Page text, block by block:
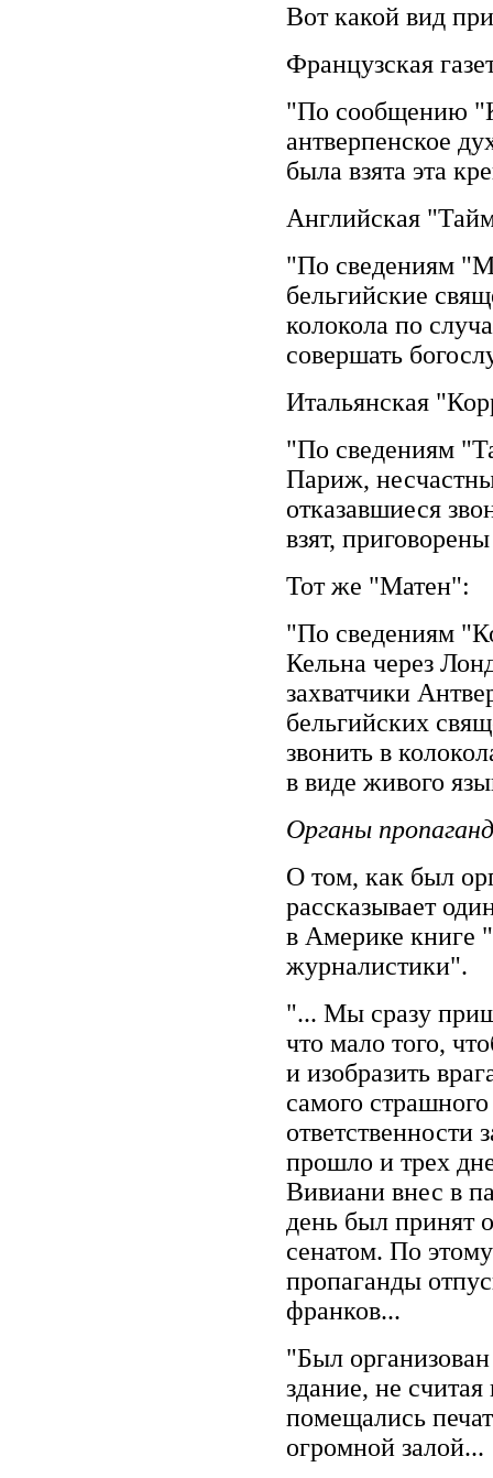
Вот какой вид
Французская
"По сообщению
антверпенское
была взята эта
Английская
"По сведениям
бельгийские
колокола по
совершать
Итальянская
"По сведениям
Париж,
отказавшиеся
взят,
Тот же "Матен":
"По сведениям
Кельна через
захватчики
бельгийских
звонить в
в виде живого
Органы
О том, как был
рассказывает
в Америке книге
журналистики".
"... Мы сразу
что мало того,
и изобразить
самого
ответственности
прошло и трех
Вивиани внес в
день был принят
сенатом. По
пропаганды
франков...
"Был
здание, не
помещались
огромной залой...